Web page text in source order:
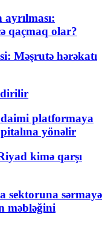
qaçmaq olar?
Məşrutə hərəkatı
platformaya
yönəlir
kimə qarşı
sektoruna sərmayə
məbləğini